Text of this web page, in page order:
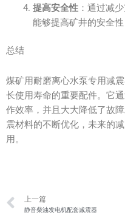
提高安全性：通过减
能够提高矿井的安全
总结
煤矿用耐磨离心水泵专用减
长使用寿命的重要配件。它
作效率，并且大大降低了故
震材料的不断优化，未来的
用。
Prev
上一篇
静音柴油发电机配套减震器